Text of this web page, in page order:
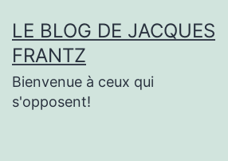
au
contenu
LE BLOG DE JACQUES
FRANTZ
Bienvenue à ceux qui
s'opposent!